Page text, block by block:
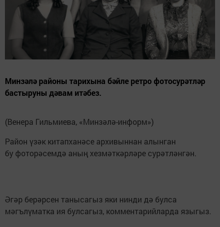
Минзәлә районы тарихына бәйле ретро фотосурәтләр
бастыруны дәвам итәбез.
(Венера Гильмиева, «Минзәлә-информ»)
Район үзәк китапханәсе архивыннан алынган
бу фоторәсемдә аның хезмәткәрләре сурәтләнгән.
Әгәр берәрсен танысагыз яки нинди дә булса
мәгълүматка ия булсагыз, комментарийларда языгыз.